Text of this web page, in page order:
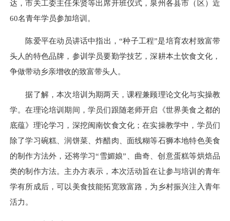
达，市关工委主任朱贤等出席开班仪式，泉州各县市（区）近
60名青年学员参加培训。
陈爱平在动员讲话中指出，“种子工程”是培育农村致富带
头人的特色品牌，参训学员要勤学技艺，深耕本土饮食文化，
争做带动乡亲增收的致富带头人。
据了解，本次培训为期两天，课程兼顾理论文化与实操教
学。在理论培训期间，学员们跟随老师开启《世界美食之都的
底蕴》理论学习，深挖闽南饮食文化；在实操教学中，学员们
除了学习碗糕、润饼菜、炸醋肉、面线糊等石狮本地特色美食
的制作方法外，还将学习“雪媚娘”、曲奇、创意蛋糕等烘焙品
类的制作方法。主办方表示，本次活动旨在让参与培训的青年
学有所成后，可以美食技能拓宽致富路，为乡村振兴注入青年
活力。